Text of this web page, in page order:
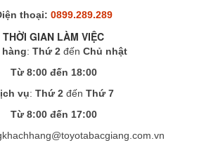
thoại: 0899.289.289
THỜI GIAN LÀM VIỆC
hàng: Thứ 2đến Chủ nhật
Từ 8:00 đến 18:00
vụ: Thứ 2 đến Thứ 7
Từ 8:00 đến 17:00